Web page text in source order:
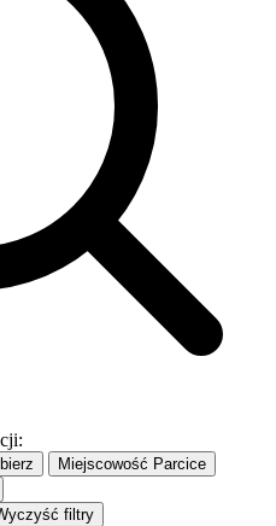
Miejscowość Parcice
filtry